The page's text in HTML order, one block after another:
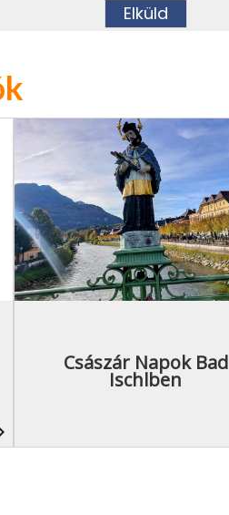
Császár Napok Bad
Ischlben